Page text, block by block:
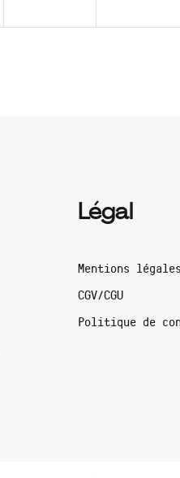
Légal
Mentions légales
CGV/CGU
Politique de